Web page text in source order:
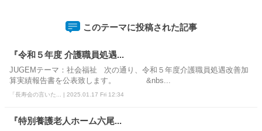
このテーマに投稿された記事
『令和５年度 介護職員処遇...
JUGEMテーマ：社会福祉 次の通り、令和５年度介護職員処遇改善加
算実績報告書を公表致します。 &nbs...
「長寿会の言いた... | 2025.01.17 Fri 12:34
『特別養護老人ホーム六尾...